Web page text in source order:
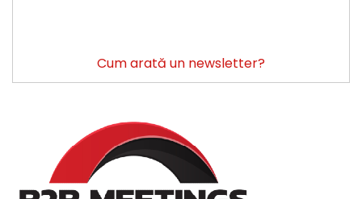
Cum arată un newsletter?